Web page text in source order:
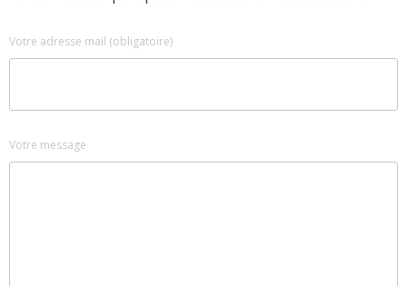
Votre adresse mail (obligatoire)
Votre message